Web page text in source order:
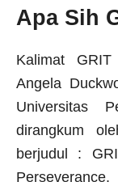
Apa Sih
Kalimat
Angela
Universitas
dirangkum
berjudul :
Perseverance.